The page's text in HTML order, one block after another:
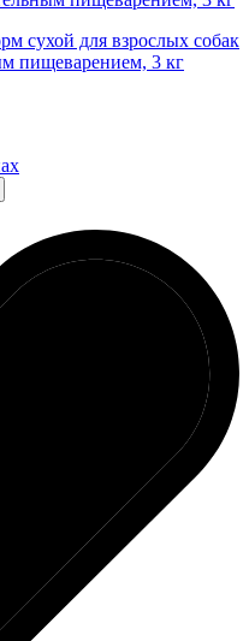
сухой для взрослых собак
пищеварением, 3 кг